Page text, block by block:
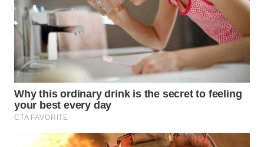
WN
BEKASI
WN
BOGOR
WN
DEPOK
WN